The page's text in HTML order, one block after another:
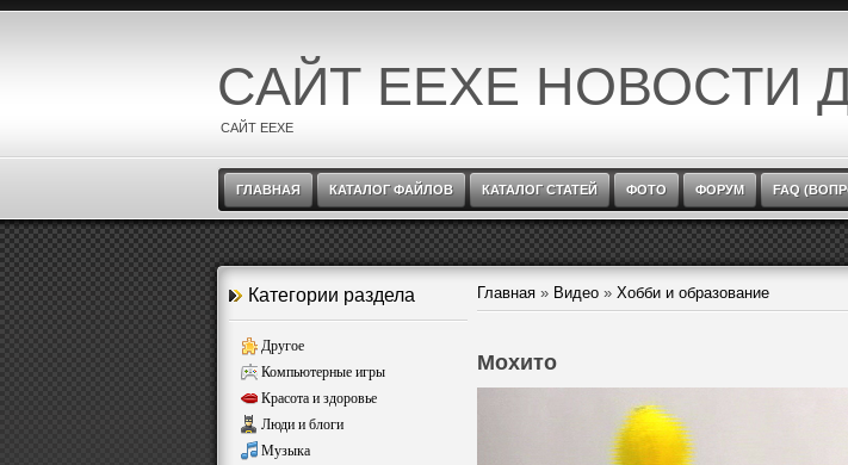
САЙТ EEXE НОВОСТИ
САЙТ EEXE
ГЛАВНАЯ КАТАЛОГ ФАЙЛОВ КАТАЛОГ СТАТЕЙ ФОТО ФОРУМ FAQ
Категории раздела
Другое
Компьютерные игры
Красота и здоровье
Люди и блоги
Музыка
Главная » Видео » Хобби и образование
Мохито